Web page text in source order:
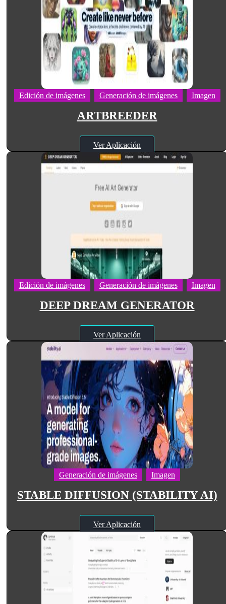
Edición de imágenes Generación de imágenes Imagen
ARTBREEDER
Ver Aplicación
Edición de imágenes Generación de imágenes Imagen
DEEP DREAM GENERATOR
Ver Aplicación
Generación de imágenes Imagen
STABLE DIFFUSION (STABILITY AI)
Ver Aplicación